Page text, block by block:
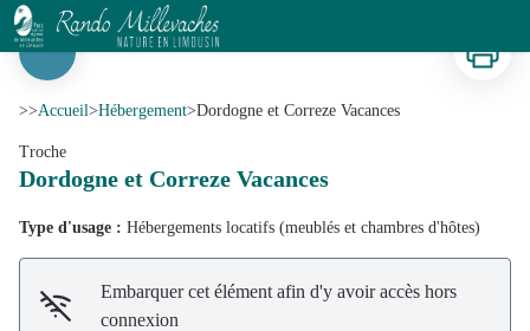
Dordogne et Correze Vacances
>>Accueil>Hébergement>Dordogne et Correze Vacances
Troche
Dordogne et Correze Vacances
Type d'usage : Hébergements locatifs (meublés et chambres d'hôtes)
Embarquer cet élément afin d'y avoir accès hors
connexion